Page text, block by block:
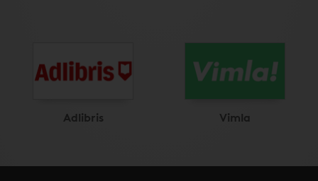
Adlibris Vimla